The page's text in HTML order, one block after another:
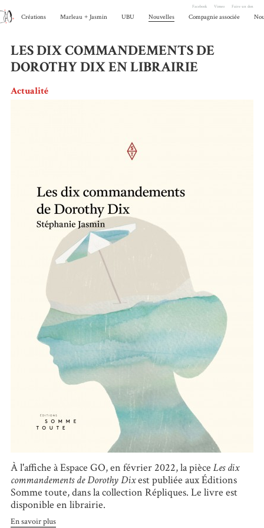
Créations Marleau + Jasmin UBU Nouvelles Compagnie associée
Facebook Vimeo Faire un don
LES DIX COMMANDEMENTS DE
DOROTHY DIX EN LIBRAIRIE
Actualité
À l'affiche à Espace GO, en février 2022, la pièce Les dix
commandements de Dorothy Dixest publiée aux Éditions
Somme toute, dans la collection Répliques. Le livre est
disponible en librairie.
En savoir plus